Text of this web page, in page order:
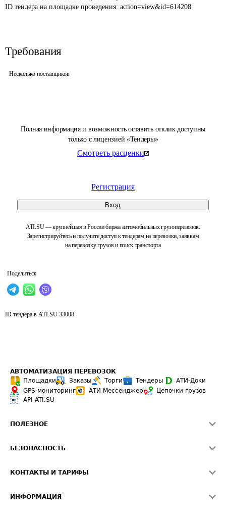
Полная информация и возможность оставить отклик доступны
только с лицензией «Тендеры»
Смотреть расценки
Регистрация
Вход
ATI.SU — крупнейшая в России биржа автомобильных грузоперевозок.
Зарегистрируйтесь и получите доступ к тендерам на перевозки, заявкам
на перевозку грузов и поиск транспорта
Поделиться
ID тендера на площадке проведения: action=view&id=614208
Требования
Несколько поставщиков
ID тендера в ATI.SU 33008
АВТОМАТИЗАЦИЯ ПЕРЕВОЗОК
Площадки
Заказы Торги Тендеры
АТИ-Доки
GPS-мониторинг
АТИ Мессенджер
Цепочки грузов
API ATI.SU
ПОЛЕЗНОЕ
Звезды ATI.SU на вашем сайте
Средние ставки
БЕЗОПАСНОСТЬ
Светофор+
КОНТАКТЫ И ТАРИФЫ
ИНФОРМАЦИЯ